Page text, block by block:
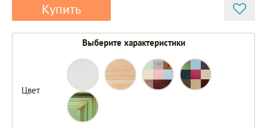
Купить
Выберите характеристики
Цвет